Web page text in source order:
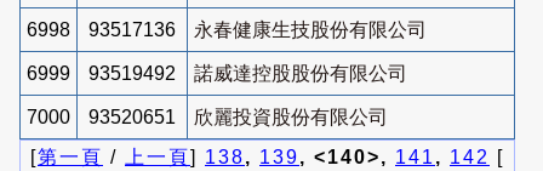
6998 93517136 永春健康生技股份有限公司
6999 93519492 諾威達控股股份有限公司
7000 93520651
欣麗投資股份有限公司
[第一頁 / 上一頁] 138, 139, <140>, 141 , 142
[